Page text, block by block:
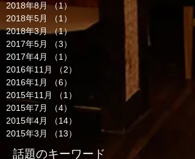
2018年8月 （1）1件の記事
2018年5月
（1）
2018年3月 （1）1件の記事
2017年5月
（3）
2017年4月
（1）
2016年11月
（2）
2016年1月
（6）
2015年11月
（1）
2015年7月
（4）
4件の記事
2015年4月
（14）
2015年3月
（13） 13件の記事
話題のキーワード